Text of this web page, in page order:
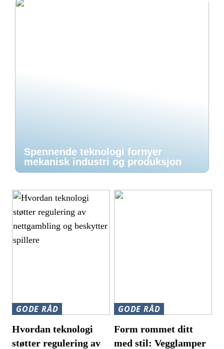
Spennende teknologi fornyer
mekanisk industri og produksjon
GODE RÅD
Hvordan teknologi
støtter regulering av
GODE RÅD
Form rommet ditt
med stil: Vegglamper